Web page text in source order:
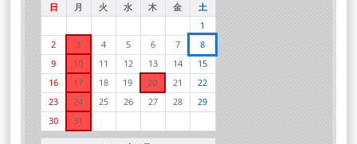
日 月 火 水 木 金
土
1
2
3 4 5 6 7
8
9
10 11 12 13 14
15
16
17 18 19 20 21
22
23
24 25 26 27 28
29
30
31